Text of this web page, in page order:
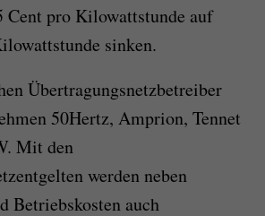
Cent pro Kilowattstunde auf
sinken.
Übertragungsnetzbetreiber
50Hertz, Amprion, Tennet
Mit den
werden neben
Betriebskosten auch